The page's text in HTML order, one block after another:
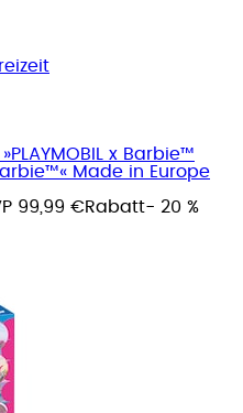
x Barbie™
Made in Europe
99,99 €Rabatt- 20 %